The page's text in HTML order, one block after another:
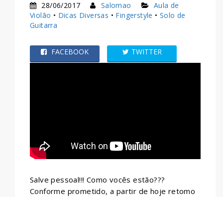
28/06/2017 Salomao
Aula de
Violão • Dicas Diversas • Fingerstyle • Solo de
Guitarra
FACEBOOK TWITTER
Salve pessoal!!! Como vocês estão???
Conforme prometido, a partir de hoje retomo